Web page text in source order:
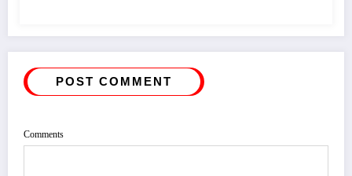
POST COMMENT
Comments